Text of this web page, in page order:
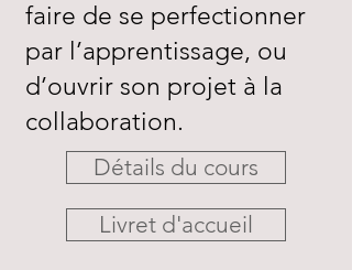
faire de se perfectionner
par l’apprentissage, ou
d’ouvrir son projet à la
collaboration.
Détails du cours
Livret d'accueil